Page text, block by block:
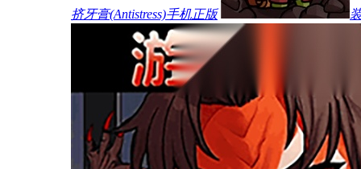
挤牙膏(Antistress)手机正版